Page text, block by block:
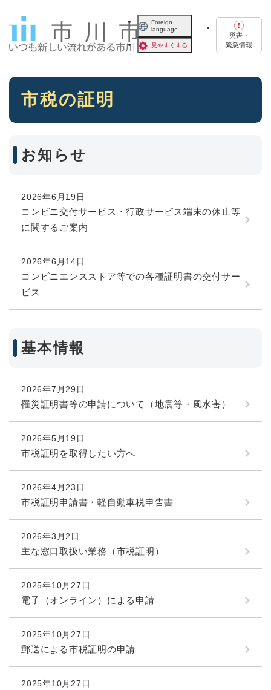
Foreign
language
見やすくする
災害・
緊急情報
本
市税の証明
お知らせ
2026年6月19日
コンビニ交付サービス・行政サービス端末の休止等
に関するご案内
2026年6月14日
コンビニエンスストア等での各種証明書の交付サー
ビス
基本情報
2026年7月29日
罹災証明書等の申請について（地震等・風水害）
2026年5月19日
市税証明を取得したい方へ
2026年4月23日
市税証明申請書・軽自動車税申告書
2026年3月2日
主な窓口取扱い業務（市税証明）
2025年10月27日
電子（オンライン）による申請
2025年10月27日
郵送による市税証明の申請
2025年10月27日